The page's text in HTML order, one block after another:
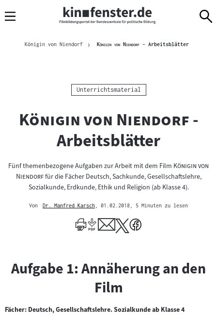
Navigation
zum
zur
Brotkrümelnavigation
Königin von Niendorf "
Königin von Niendorf"- ArbeitsblätterAktuelle
Kategorie:
Unterrichtsmaterial
"
Königin von Niendorf"
-
Arbeitsblätter
Fünf themenbezogene Aufgaben zur Arbeit mit dem Film "Königin von
Niendorf"für die Fächer Deutsch, Sachkunde, Gesellschaftslehre,
Sozialkunde, Erdkunde, Ethik und Religion (ab Klasse 4).
Von
Dr. Manfred Karsch
Author
, 01.02.2018 , 5 Minuten zu lesen
Aufgabe 1: Annäherung an den
Film
Fächer: Deutsch, Gesellschaftslehre. Sozialkunde ab Klasse 4